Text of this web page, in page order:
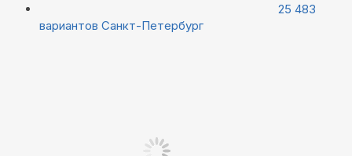
25 483
вариантов Санкт-Петербург